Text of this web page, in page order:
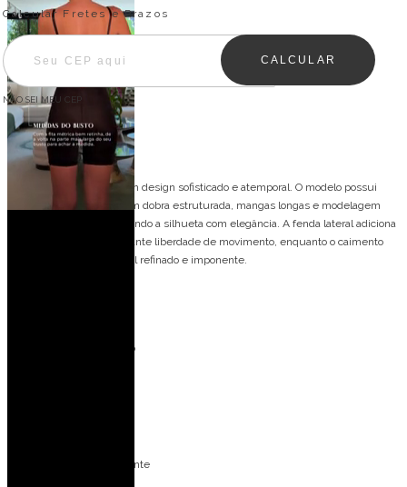
Entregas para o CEP:
Calcular Fretes e Prazos
CALCULAR
NÃO SEI MEU CEP
Descrição
Vestido de festa longo com design sofisticado e atemporal. O modelo possui
decote ombro a ombro com dobra estruturada, mangas longas e modelagem
ajustada ao corpo, valorizando a silhueta com elegância. A fenda lateral adiciona
um toque moderno e garante liberdade de movimento, enquanto o caimento
reto proporciona um visual refinado e imponente.
Decote ombro a ombro
Caimento reto e elegante